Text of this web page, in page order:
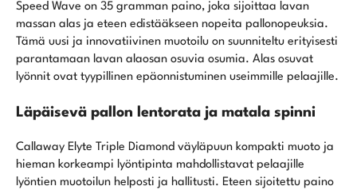
Speed Wave on 35 gramman paino, joka sijoittaa lavan
massan alas ja eteen edistääkseen nopeita pallonopeuksia.
Tämä uusi ja innovatiivinen muotoilu on suunniteltu erityisesti
parantamaan lavan alaosan osuvia osumia. Alas osuvat
lyönnit ovat tyypillinen epäonnistuminen useimmille pelaajille.
Läpäisevä pallon lentorata ja matala spinni
Callaway Elyte Triple Diamond väyläpuun kompakti muoto ja
hieman korkeampi lyöntipinta mahdollistavat pelaajille
lyöntien muotoilun helposti ja hallitusti. Eteen sijoitettu paino